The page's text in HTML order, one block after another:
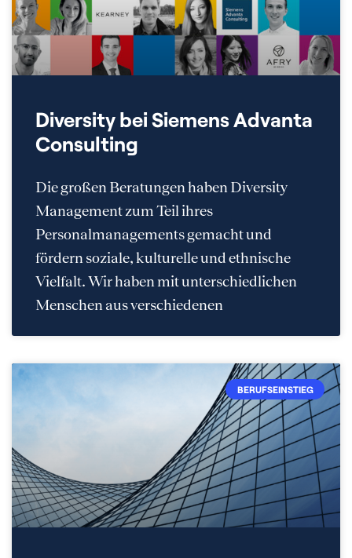
Diversity bei Siemens Advanta
Consulting
Die großen Beratungen haben Diversity
Management zum Teil ihres
Personalmanagements gemacht und
fördern soziale, kulturelle und ethnische
Vielfalt. Wir haben mit unterschiedlichen
Menschen aus verschiedenen
BERUFSEINSTIEG